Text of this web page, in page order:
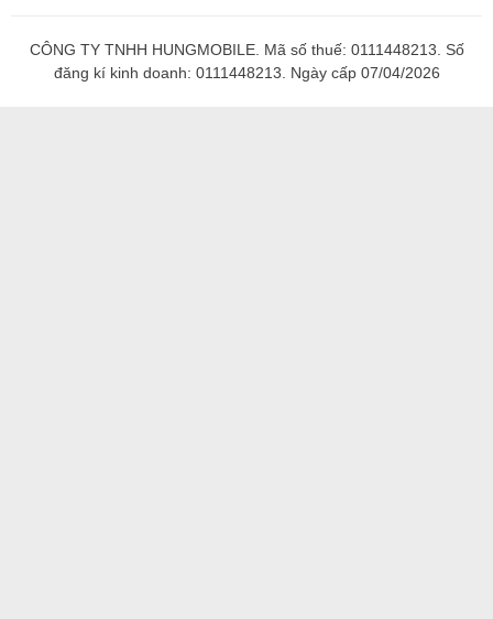
CÔNG TY TNHH HUNGMOBILE. Mã số thuế: 0111448213. Số
đăng kí kinh doanh: 0111448213. Ngày cấp 07/04/2026